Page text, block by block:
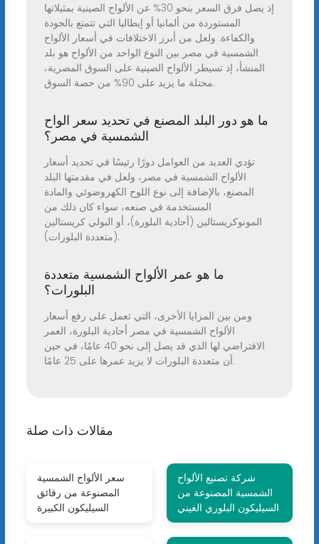
إذ يصل فرق السعر بنحو 30% عن الألواح الصينية بمثيلاتها
المستوردة من ألمانيا أو إيطاليا التي تتمتع بالجودة
والكفاءة. ولعل من أبرز الاختلافات في أسعار الألواح
الشمسية في مصر بين النوع الواحد من الألواح هو بلد
المنشأ، إذ تسيطر الألواح الصينية على السوق المصرية،
محتلة ما يزيد على 90% من حصة السوق.
ما هو دور البلد المصنع في تحديد سعر الواح
الشمسية في مصر؟
تؤدي العديد من العوامل دورًا رئيسًا في تحديد أسعار
الألواح الشمسية في مصر، ولعل في مقدمتها البلد
المصنع، بالإضافة إلى نوع اللوح الكهروضوئي والمادة
المستخدمة في صنعه، سواء كان ذلك من
المونوكريستالين (أحادية البلورة)، أو البولي كريستالين
(متعددة البلورات).
ما هو عمر الألواح الشمسية متعددة
البلورات؟
ومن بين المزايا الأخرى، التي تعمل على رفع أسعار
الألواح الشمسية في مصر أحادية البلورة، العمر
الافتراضي لها الذي قد يصل إلى نحو 40 عامًا، في حين
أن متعددة البلورات لا يزيد عمرها على 25 عامًا.
مقالات ذات صلة
سعر الألواح الشمسية
المصنوعة من رقائق
السيليكون الكبيرة
شركة تصنيع الألواح
الشمسية المصنوعة من
السيليكون البلوري الغيني